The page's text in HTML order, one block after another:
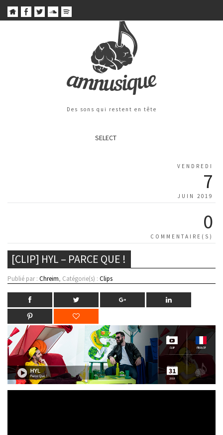
Des sons qui restent en tête
SELECT
VENDREDI
7
JUIN 2019
0
COMMENTAIRE(S)
[CLIP] HYL – PARCE QUE !
Publié par : Chreim, Catégorie(s) : Clips